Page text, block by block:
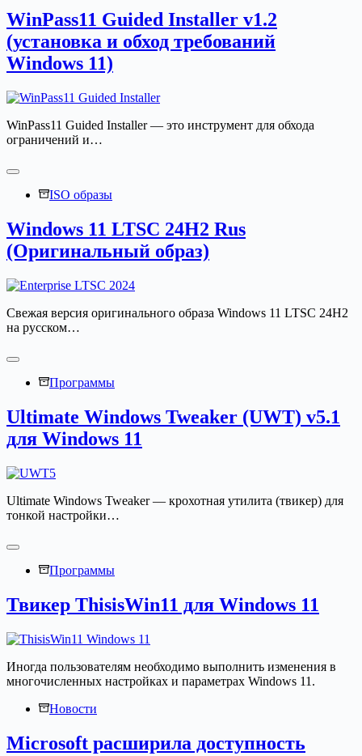
WinPass11 Guided Installer v1.2
(установка и обход требований
Windows 11)
WinPass11 Guided Installer — это инструмент для обхода
ограничений и…
ISO образы
Windows 11 LTSC 24H2 Rus
(Оригинальный образ)
Свежая версия оригинального образа Windows 11 LTSC 24H2
на русском…
Программы
Ultimate Windows Tweaker (UWT) v5.1
для Windows 11
Ultimate Windows Tweaker — крохотная утилита (твикер) для
тонкой настройки…
Программы
Твикер ThisisWin11 для Windows 11
Иногда пользователям необходимо выполнить изменения в
многочисленных настройках и параметрах Windows 11.
Новости
Microsoft расширила доступность